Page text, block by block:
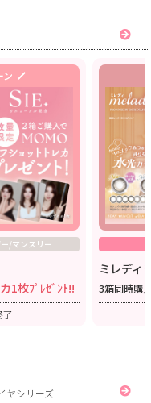
ン
/マンスリー
1枚ﾌﾟﾚｾﾞﾝﾄ!!
ミレディ
3箱同時購
ヤシリーズ